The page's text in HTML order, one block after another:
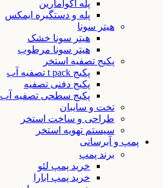
پله آکوامارین
پله و دستگیره ایمکس
هیتر سونا
هیتر سونا خشک
هیتر سونا مرطوب
پکیج تصفیه استخر
پکیج t pack تصفیه آب
پکیج دفنی تصفیه
پکیج سطحی تصفیه آب
تخت و سایبان
طراحی و ساخت استخر
سیستم تهویه استخر
پمپ و آبرسانی
برند پمپ
خرید پمپ لئو
خرید پمپ ابارا